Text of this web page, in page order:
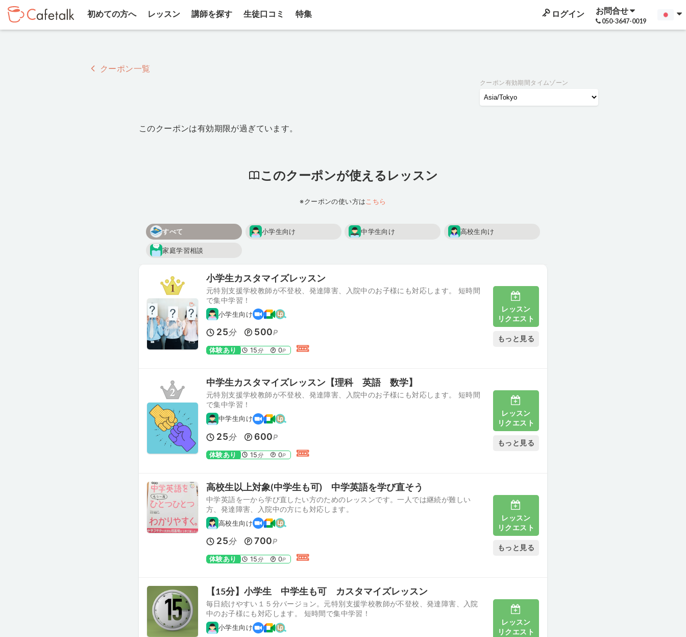
初めての方へ レッスン 講師を探す 生徒口コミ 特集 ログイン お問合せ
050-3647-0019
クーポン一覧
クーポン有効期間タイムゾーン
このクーポンは有効期限が過ぎています。
このクーポンが使えるレッスン
※クーポンの使い方はこちら
すべて 小学生向け 中学生向け 高校生向け
家庭学習相談
小学生カスタマイズレッスン
元特別支援学校教師が不登校、発達障害、入院中のお子様にも対応します。 短時間
で集中学習！
小学生向け
25分 500P
体験あり 15分 0P
レッスン
リクエスト
もっと見る
中学生カスタマイズレッスン【理科 英語 数学】
元特別支援学校教師が不登校、発達障害、入院中のお子様にも対応します。 短時間
で集中学習！
中学生向け
25分 600P
体験あり 15分 0P
レッスン
リクエスト
もっと見る
高校生以上対象(中学生も可) 中学英語を学び直そう
中学英語を一から学び直したい方のためのレッスンです。一人では継続が難しい
方、発達障害、入院中の方にも対応します。
高校生向け
25分 700P
体験あり 15分 0P
レッスン
リクエスト
もっと見る
【15分】小学生 中学生も可 カスタマイズレッスン
毎日続けやすい１５分バージョン。元特別支援学校教師が不登校、発達障害、入院
中のお子様にも対応します。 短時間で集中学習！
小学生向け
レッスン
リクエスト